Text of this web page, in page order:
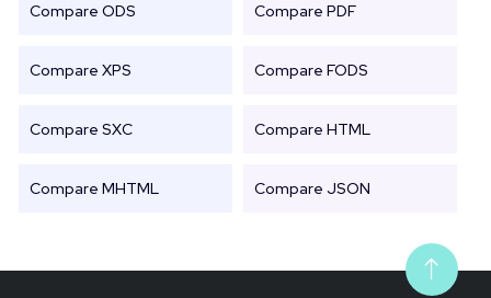
Compare ODS Compare PDF
Compare XPS Compare FODS
Compare SXC Compare HTML
Compare MHTML Compare JSON